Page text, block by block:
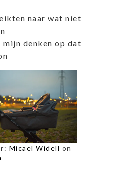
naar wat niet
denken op dat
Micael Widell on